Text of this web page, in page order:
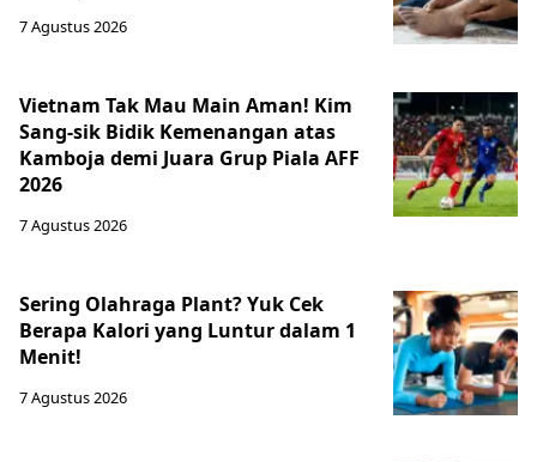
7 Agustus 2026
Vietnam Tak Mau Main Aman! Kim
Sang-sik Bidik Kemenangan atas
Kamboja demi Juara Grup Piala AFF
2026
7 Agustus 2026
Sering Olahraga Plant? Yuk Cek
Berapa Kalori yang Luntur dalam 1
Menit!
7 Agustus 2026